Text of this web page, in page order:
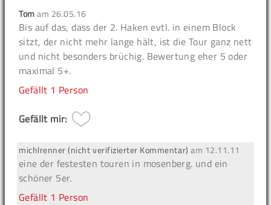
Tomam 26.05.16
Bis auf das, dass der 2. Haken evtl. in einem Block
sitzt, der nicht mehr lange hält, ist die Tour ganz nett
und nicht besonders brüchig. Bewertung eher 5 oder
maximal 5+.
Gefällt 1 Person
Gefällt mir:
michlrenner (nicht verifizierter Kommentar) am 12.11.11
eine der festesten touren in mosenberg. und ein
schöner 5er.
Gefällt 1 Person